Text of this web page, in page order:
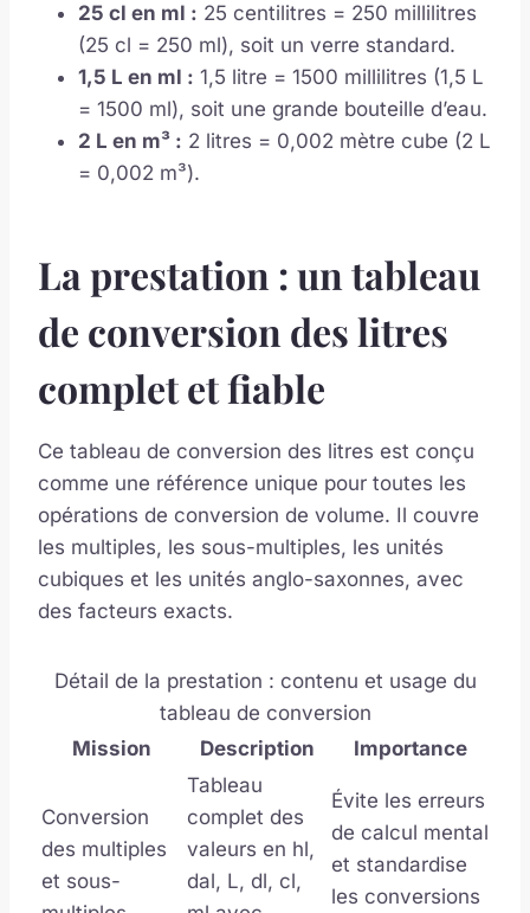
25 cl en ml : 25 centilitres = 250 millilitres
(25 cl = 250 ml), soit un verre standard.
1,5 L en ml : 1,5 litre = 1500 millilitres (1,5 L
= 1500 ml), soit une grande bouteille d’eau.
2 L en m³ : 2 litres = 0,002 mètre cube (2 L
= 0,002 m³).
La prestation : un tableau
de conversion des litres
complet et fiable
Ce tableau de conversion des litres est conçu
comme une référence unique pour toutes les
opérations de conversion de volume. Il couvre
les multiples, les sous-multiples, les unités
cubiques et les unités anglo-saxonnes, avec
des facteurs exacts.
Détail de la prestation : contenu et usage du
tableau de conversion
Mission
Description Importance
Conversion
des multiples
et sous-
Tableau
complet des
valeurs en hl,
dal, L, dl, cl,
Évite les erreurs
de calcul mental
et standardise
les conversions